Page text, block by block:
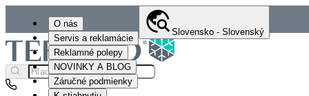
O nás
Servis a reklamácie
Reklamné polepy
NOVINKY A BLOG
Záručné podmienky
Slovensko - Slovenský